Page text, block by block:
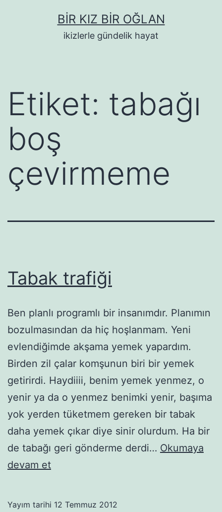
BIR KIZ BIR OĞLAN
ikizlerle gündelik hayat
Etiket: tabağı
boş
çevirmeme
Tabak trafiği
Ben planlı programlı bir insanımdır. Planımın
bozulmasından da hiç hoşlanmam. Yeni
evlendiğimde akşama yemek yapardım.
Birden zil çalar komşunun biri bir yemek
getirirdi. Haydiiii, benim yemek yenmez, o
yenir ya da o yenmez benimki yenir, başıma
yok yerden tüketmem gereken bir tabak
daha yemek çıkar diye sinir olurdum. Ha bir
de tabağı geri gönderme derdi… Okumaya
devam etTabak
Yayım tarihi 12 Temmuz 2012